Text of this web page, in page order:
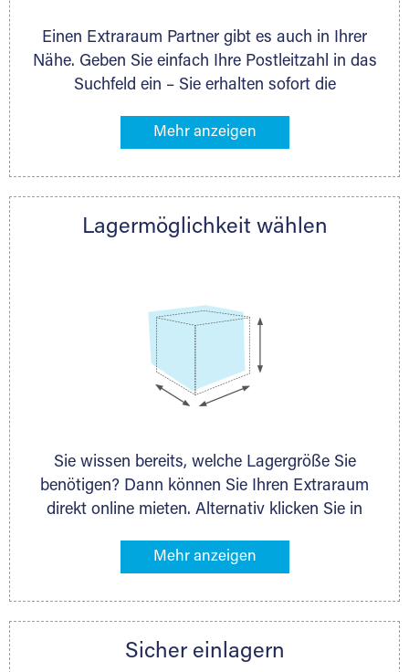
Einen Extraraum Partner gibt es auch in Ihrer
Nähe. Geben Sie einfach Ihre Postleitzahl in das
Suchfeld ein – Sie erhalten sofort die
Lagermöglichkeiten in Ihrer Nähe. An zahlreichen
direkt online mieten. Gibt es Extraraum noch
nächstgelegenen Partner und besprechen alles
Lagermöglichkeit wählen
Sie wissen bereits, welche Lagergröße Sie
benötigen? Dann können Sie Ihren Extraraum
direkt online mieten. Alternativ klicken Sie in
Gegenstände an, die Sie einlagern möchten –
ermittelt. Natürlich steht Ihnen Ihr Extraraum
persönlich hinsichtlich Lagervolumen und zu
Sicher einlagern